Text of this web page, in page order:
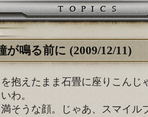
が鳴る前に (2009/12/11)
抱えたまま石畳に座りこんじ
わ。
そうな顔。じゃあ、スマイル